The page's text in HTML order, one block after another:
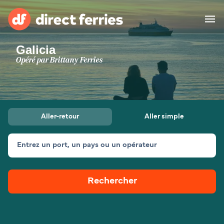
Compagnies de ferry
Pays
Billet de bateau
Traversées et ports
Canada (FR)
Mon Compte
Galicia
Opéré parBrittany Ferries
Aller-retour Aller simple
Entrez un port, un pays ou un opérateur
Rechercher